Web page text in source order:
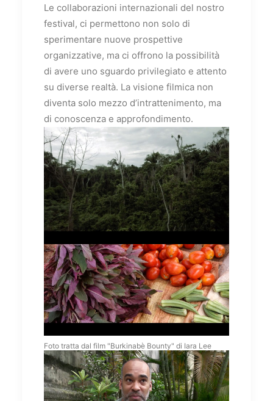
Le collaborazioni internazionali del nostro
festival, ci permettono non solo di
sperimentare nuove prospettive
organizzative, ma ci offrono la possibilità
di avere uno sguardo privilegiato e attento
su diverse realtà. La visione filmica non
diventa solo mezzo d’intrattenimento, ma
di conoscenza e approfondimento.
Foto tratta dal film "Burkinabè Bounty" di Iara Lee